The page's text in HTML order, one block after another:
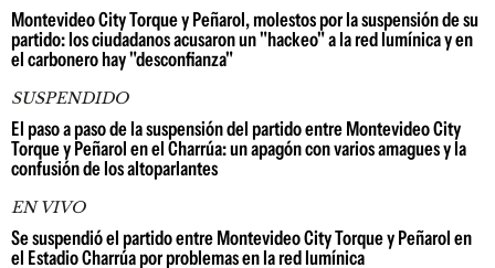
Montevideo City Torque y Peñarol, molestos por la suspensión de su
partido: los ciudadanos acusaron un "hackeo" a la red lumínica y en
el carbonero hay "desconfianza"
SUSPENDIDO
El paso a paso de la suspensión del partido entre Montevideo City
Torque y Peñarol en el Charrúa: un apagón con varios amagues y la
confusión de los altoparlantes
EN VIVO
Se suspendió el partido entre Montevideo City Torque y Peñarol en
el Estadio Charrúa por problemas en la red lumínica